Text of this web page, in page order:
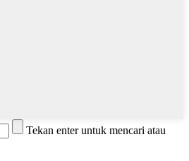
Tekan enter untuk mencari atau